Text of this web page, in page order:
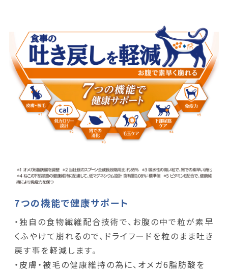
7つの機能で健康サポート
・独自の食物繊維配合技術で、お腹の中で粒が素早
くふやけて崩れるので、ドライフードを粒のまま吐き
戻す事を軽減します。
・皮膚・被毛の健康維持の為に、オメガ6脂肪酸を